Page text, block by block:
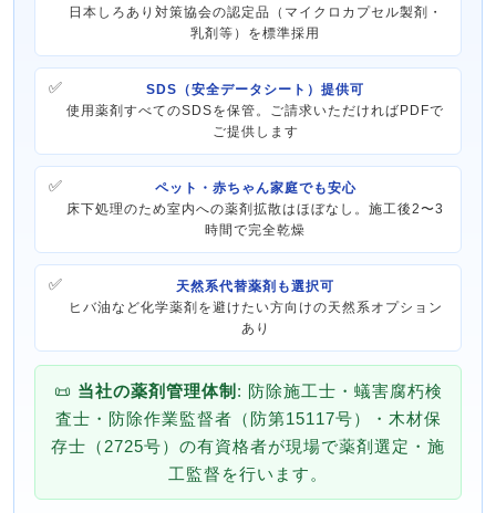
日本しろあり対策協会の認定品（マイクロカプセル製剤・
乳剤等）を標準採用
SDS（安全データシート）提供可
使用薬剤すべてのSDSを保管。ご請求いただければPDFで
ご提供します
ペット・赤ちゃん家庭でも安心
床下処理のため室内への薬剤拡散はほぼなし。施工後2〜3
時間で完全乾燥
天然系代替薬剤も選択可
ヒバ油など化学薬剤を避けたい方向けの天然系オプション
あり
📜 当社の薬剤管理体制 : 防除施工士・蟻害腐朽検
査士・防除作業監督者（防第15117号）・木材保
存士（2725号）の有資格者が現場で薬剤選定・施
工監督を行います。